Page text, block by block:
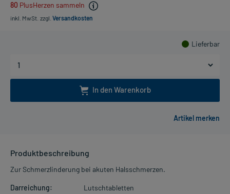
80 PlusHerzen sammeln
inkl. MwSt. zzgl. Versandkosten
Lieferbar
In den Warenkorb
Produktbeschreibung
Zur Schmerzlinderung bei akuten Halsschmerzen.
Darreichung:
Lutschtabletten